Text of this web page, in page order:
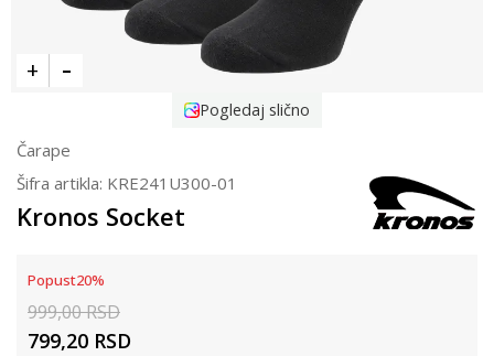
Pogledaj slično
Čarape
Šifra artikla: KRE241U300-01
Kronos Socket
Popust20%
999,00RSD
799,20 RSD